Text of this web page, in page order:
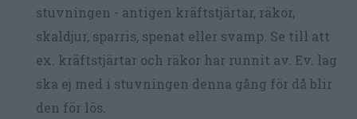
stuvningen - antigen kräftstjärtar, räkor,
skaldjur, sparris, spenat eller svamp. Se till att
ex. kräftstjärtar och räkor har runnit av. Ev. lag
ska ej med i stuvningen denna gång för då blir
den för lös.